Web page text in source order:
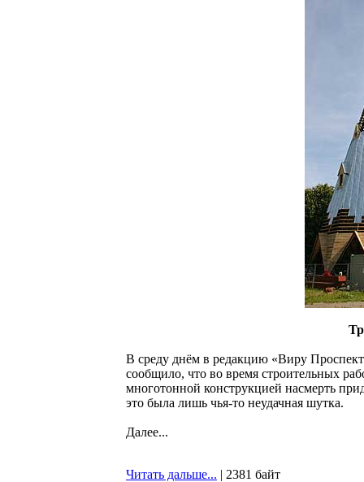
В среду днём в редакцию «Виру
сообщило, что во время строительных
многотонной конструкцией насмерть
это была лишь чья-то неудачная шутка.
Далее...
Читать дальше... | 2381 байт